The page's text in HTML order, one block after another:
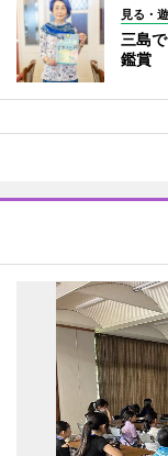
見る・
三島
鑑賞